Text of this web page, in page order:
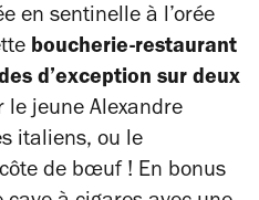
en sentinelle à l’orée
boucherie-restaurant
d’exception sur deux
le jeune Alexandre
italiens, ou le
de bœuf ! En bonus